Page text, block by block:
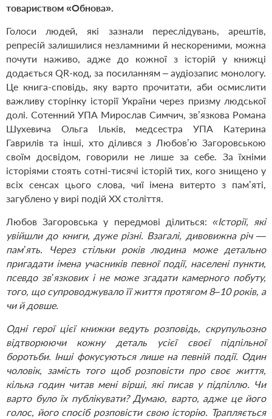
товариством «Обнова».
Голоси людей, які зазнали переслідувань, арештів,
репресій залишилися незламними й нескореними, можна
почути наживо, адже до кожної з історій у книжці
додається QR-код, за посиланням – аудіозапис монологу.
Це книга-сповідь, яку варто прочитати, аби осмислити
важливу сторінку історії України через призму людської
долі. Сотенний УПА Мирослав Симчич, зв’язкова Романа
Шухевича Ольга Ільків, медсестра УПА Катерина
Гаврилів та інші, хто ділився з Любов’ю Загоровською
своїм досвідом, говорили не лише за себе. За їхніми
історіями стоять сотні-тисячі історій тих, кого знищено у
всіх сенсах цього слова, чиї імена витерто з пам’яті,
загублено у вирі подій ХХ століття.
Любов Загоровська у передмові ділиться: «Історії, які
увійшли до книги, дуже різні. Взагалі, дивовижна річ —
пам’ять. Через стільки років людина може детально
пригадати імена учасників певної події, населені пункти,
псевдо зв’язкових і не може згадати камерного побуту,
того, що супроводжувало її життя протягом 8–10 років, а
чи й довше.
Одні герої цієї книжки ведуть розповідь, скрупульозно
відтворюючи кожну деталь усієї своєї підпільної
боротьби. Інші фокусуються лише на певній події. Один
чоловік, замість того щоб розповісти про своє життя,
кілька годин читав мені вірші, які писав у підпіллю. Чи
варто було їх публікувати? Думаю, варто, адже це його
голос, його спосіб розповісти свою історію. Трапляється